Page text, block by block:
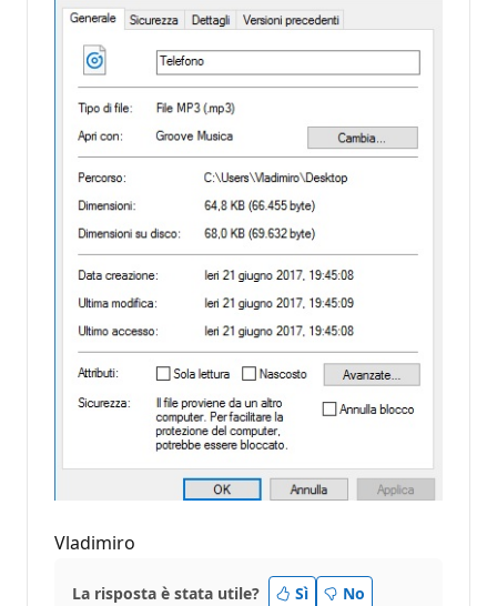
Vladimiro
La risposta è stata utile? Sì No